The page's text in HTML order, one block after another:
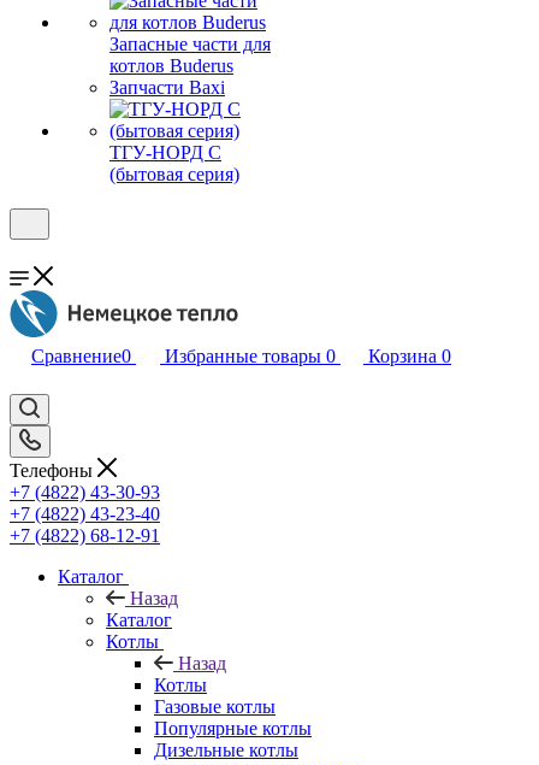
Запасные части для
котлов Buderus
Запчасти Baxi
ТГУ-НОРД С
(бытовая серия)
Сравнение0 Избранные товары 0 Корзина 0
Телефоны
+7 (4822) 43-30-93
+7 (4822) 43-23-40
+7 (4822) 68-12-91
Каталог
Назад
Каталог
Котлы
Назад
Котлы
Газовые котлы
Популярные котлы
Дизельные котлы